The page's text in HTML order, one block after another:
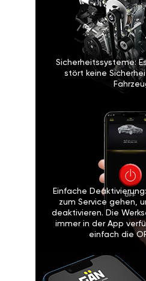
Sicherheitssysteme:
stört keine
Einfache
zum Service gehen,
deaktivieren. Die
immer in der App
einfach die